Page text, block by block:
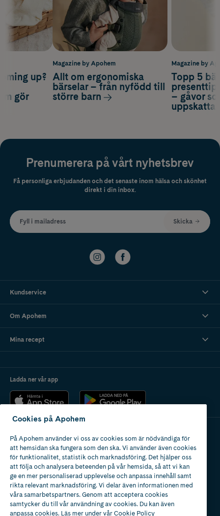
Magazine by
Topp 5
– gåvor
up?
gör
Magazine by Apohem
Allt om ergonomiska
bärselar – från nyfödd till
större barn
Prenumerera på vårt nyhetsbrev
Få personliga erbjudanden och det senaste inom hälsa och skönhet
direkt i din inbox.
Fyll i mailadress Skicka
Kundservice
Om Apohem
Mina recept
Ladda ner vår app
Apotek med tillstånd
av Läkemedelsverket
2024
Cookies på Apohem
På Apohem använder vi oss av cookies som är nödvändiga för
att hemsidan ska fungera som den ska. Vi använder även cookies
för funktionalitet, statistik och marknadsföring. Det hjälper oss
att följa och analysera beteenden på vår hemsida, så att vi kan
ge en mer personaliserad upplevelse och anpassa innehåll samt
rikta relevant marknadsföring. Vi delar även informationen med
våra samarbetspartners. Genom att acceptera cookies
samtycker du till vår användning av cookies. Du kan även
anpassa cookies. Läs mer under vårCookie Policy